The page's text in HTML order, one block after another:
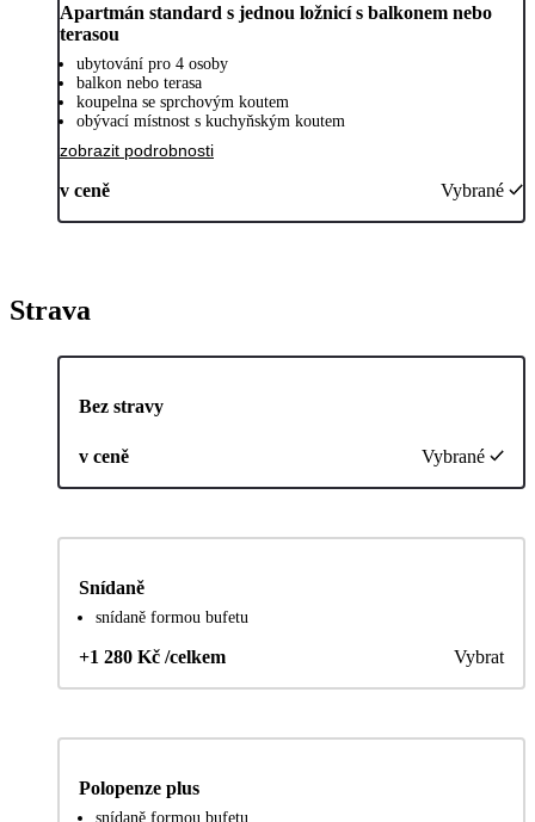
Apartmán standard s jednou ložnicí s balkonem nebo
terasou
ubytování pro 4 osoby
balkon nebo terasa
koupelna se sprchovým koutem
obývací místnost s kuchyňským koutem
zobrazit podrobnosti
v ceně Vybrané
Strava
Bez stravy
v ceně Vybrané
Snídaně
snídaně formou bufetu
+1 280 Kč /celkem Vybrat
Polopenze plus
snídaně formou bufetu